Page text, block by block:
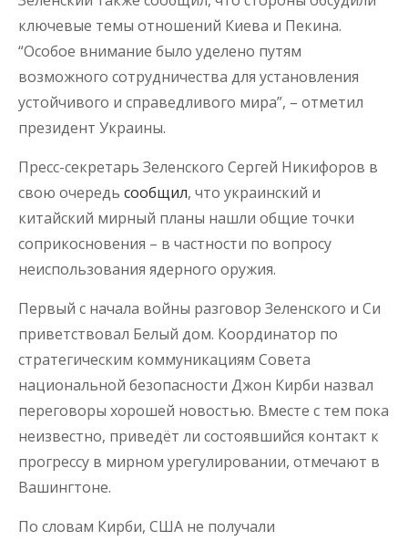
ключевые темы отношений Киева и Пекина.
“Особое внимание было уделено путям
возможного сотрудничества для установления
устойчивого и справедливого мира”, – отметил
президент Украины.
Пресс-секретарь Зеленского Сергей Никифоров в
свою очередь сообщил, что украинский и
китайский мирный планы нашли общие точки
соприкосновения – в частности по вопросу
неиспользования ядерного оружия.
Первый с начала войны разговор Зеленского и Си
приветствовал Белый дом. Координатор по
стратегическим коммуникациям Совета
национальной безопасности Джон Кирби назвал
переговоры хорошей новостью. Вместе с тем пока
неизвестно, приведёт ли состоявшийся контакт к
прогрессу в мирном урегулировании, отмечают в
Вашингтоне.
По словам Кирби, США не получали